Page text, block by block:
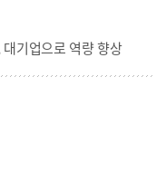
기업으로 역량 향상